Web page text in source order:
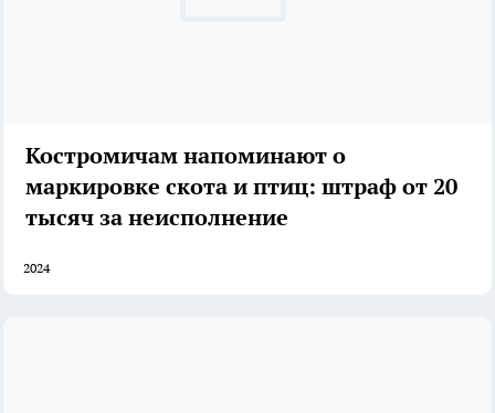
Костромичам напоминают о
маркировке скота и птиц: штраф от 20
тысяч за неисполнение
2024